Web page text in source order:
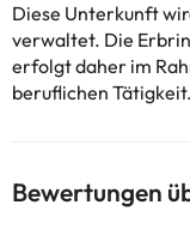
Unterkunft geändert
uns.
Diese Unterkunft
verwaltet. Die
erfolgt daher im
beruflichen Tätigkeit.
Bewertungen